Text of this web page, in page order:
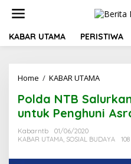
t
KABAR UTAMA PERISTIWA
Home / KABAR UTAMA
l
d
a
T
Polda NTB
untuk Penghuni
Kabarntb
01/06/2020
KABAR UTAMA, SOSIAL BUDAYA